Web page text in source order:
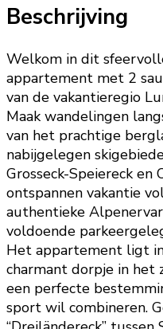
Beschrijving
Welkom in dit
appartement met 2
van de vakantieregio
Maak wandelingen
van het prachtige
nabijgelegen
Grosseck-Speiereck en
ontspannen vakantie
authentieke
voldoende
Het appartement ligt
charmant dorpje in het
een perfecte
sport wil combineren.